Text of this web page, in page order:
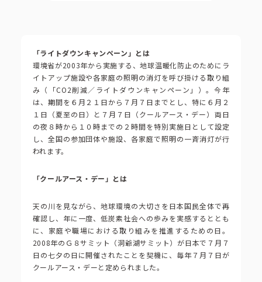
「ライトダウンキャンペーン」とは
環境省が2003年から実施する、地球温暖化防止のためにラ
イトアップ施設や各家庭の照明の消灯を呼び掛ける取り組
み（「CO2削減／ライトダウンキャンペーン」）。今年
は、期間を６月２１日から７月７日までとし、特に６月２
１日（夏至の日）と７月７日（クールアース・デー）両日
の夜８時から１０時までの２時間を特別実施日として設定
し、全国の参加団体や施設、各家庭で照明の一斉消灯が行
われます。
「クールアース・デー」とは
天の川を見ながら、地球環境の大切さを日本国民全体で再
確認し、年に一度、低炭素社会への歩みを実感するととも
に、家庭や職場における取り組みを推進するための日。
2008年のＧ８サミット（洞爺湖サミット）が日本で７月７
日の七夕の日に開催されたことを契機に、毎年７月７日が
クールアース・デーと定められました。